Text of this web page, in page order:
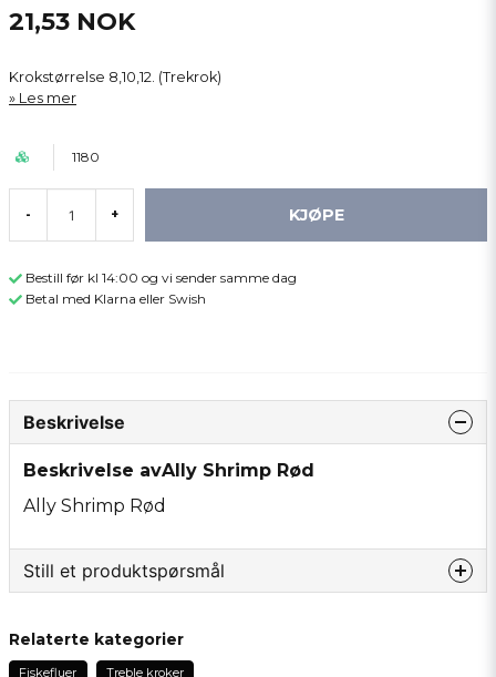
21,53 NOK
Krokstørrelse 8,10,12. (Trekrok)
Les mer
1180
- + KJØPE
Bestill før kl 14:00 og vi sender samme dag
Betal med Klarna eller Swish
Beskrivelse
Beskrivelse avAlly Shrimp Rød
Ally Shrimp Rød
Still et produktspørsmål
Spør oss om noe om dette produktet...
Relaterte kategorier
Fiskefluer Treble kroker